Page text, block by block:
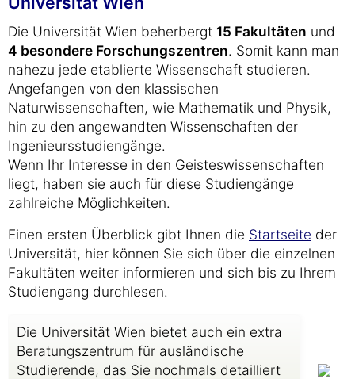
Die Universität Wien beherbergt 15 Fakultäten und
4 besondere Forschungszentren. Somit kann man
nahezu jede etablierte Wissenschaft studieren.
Angefangen von den klassischen
Naturwissenschaften, wie Mathematik und Physik,
hin zu den angewandten Wissenschaften der
Ingenieursstudiengänge.
Wenn Ihr Interesse in den Geisteswissenschaften
liegt, haben sie auch für diese Studiengänge
zahlreiche Möglichkeiten.
Einen ersten Überblick gibt Ihnen die Startseite der
Universität, hier können Sie sich über die einzelnen
Fakultäten weiter informieren und sich bis zu Ihrem
Studiengang durchlesen.
Die Universität Wien bietet auch ein extra
Beratungszentrum für ausländische
Studierende, das Sie nochmals detailliert